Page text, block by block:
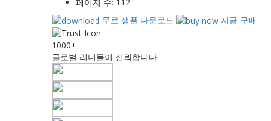
무료 샘플 다운로드
지금 구매
1000+
글로벌 리더들이 신뢰합니다